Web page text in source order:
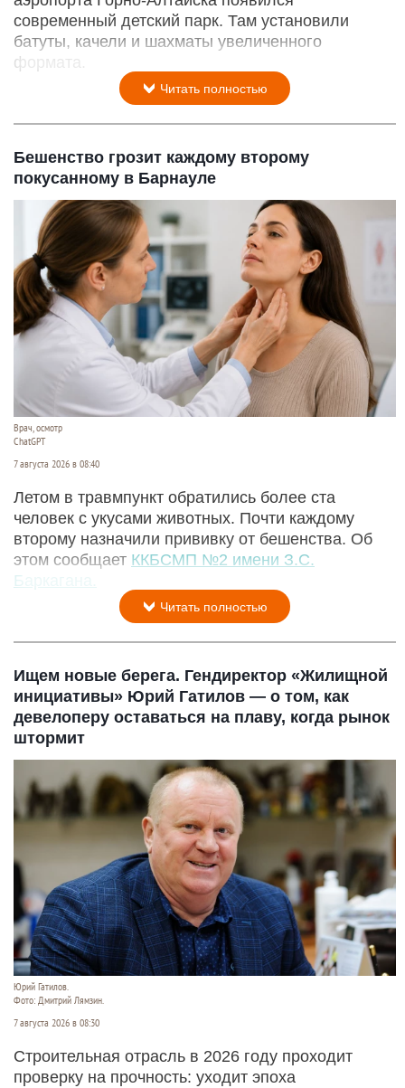
современный детский парк. Там установили
батуты, качели и шахматы увеличенного
формата.
Читать полностью
Бешенство грозит каждому второму
покусанному в Барнауле
Врач, осмотр
ChatGPT
7 августа 2026 в 08:40
Летом в травмпункт обратились более ста
человек с укусами животных. Почти каждому
второму назначили прививку от бешенства. Об
этом сообщает ККБСМП №2 имени З.С.
Баркагана.
Читать полностью
Ищем новые берега. Гендиректор «Жилищной
инициативы» Юрий Гатилов — о том, как
девелоперу оставаться на плаву, когда рынок
штормит
Юрий Гатилов.
Фото: Дмитрий Лямзин.
7 августа 2026 в 08:30
Строительная отрасль в 2026 году проходит
проверку на прочность: уходит эпоха